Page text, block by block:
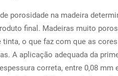
porosidade na madeira
final. Madeiras muito
tinta, o que faz com que as
A aplicação adequada da
correta, entre 0,08 mm